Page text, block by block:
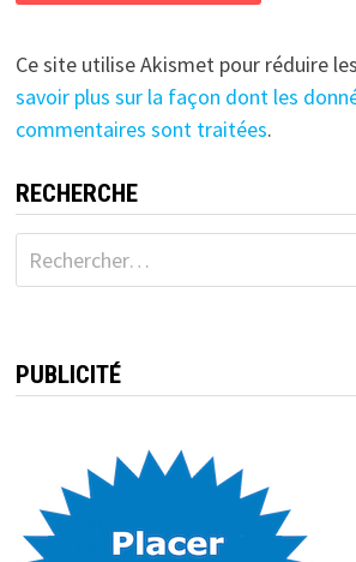
Ce site utilise Akismet pour réduire
savoir plus sur la façon dont les
commentaires sont traitées.
RECHERCHE
Rechercher :
PUBLICITÉ